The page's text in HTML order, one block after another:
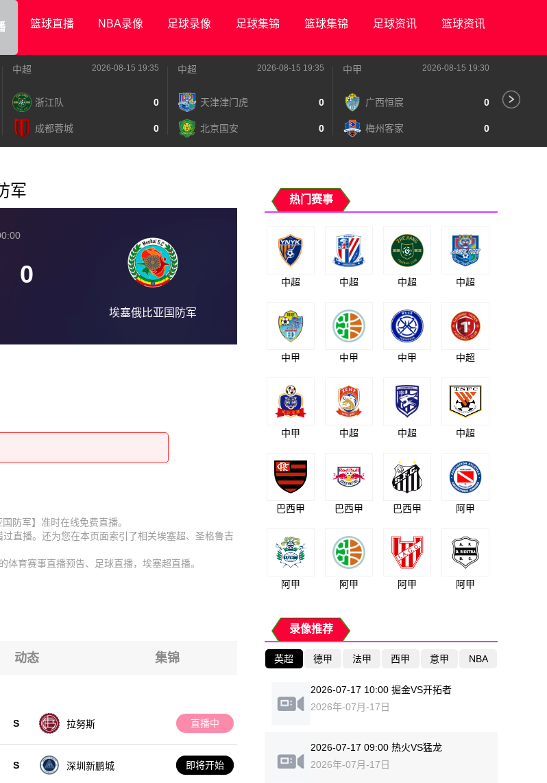
篮球直播 NBA录像 足球录像 足球集锦 篮球集锦 足球资讯 篮球资讯
中超 2026-08-15 19:35
浙江队 0
成都蓉城 0
中超 2026-08-15 19:35
天津津门虎 0
北京国安 0
中甲 2026-08-15 19:30
广西恒宸 0
梅州客家 0
军
0
埃塞俄比亚国防军
防军】准时在线免费直播。
直播。还为您在本页面索引了相关埃塞超、圣格鲁吉
育赛事直播预告、足球直播，埃塞超直播。
动态 集锦
S 拉努斯 直播中
S 深圳新鹏城 即将开始
热门赛事
中超 中超 中超 中超
中甲 中甲 中甲 中超
中甲 中超 中超 中超
巴西甲 巴西甲 巴西甲 阿甲
阿甲 阿甲 阿甲 阿甲
录像推荐
英超 德甲 法甲 西甲 意甲 NBA
2026-07-17 10:00 掘金VS开拓者
2026年-07月-17日
2026-07-17 09:00 热火VS猛龙
2026年-07月-17日